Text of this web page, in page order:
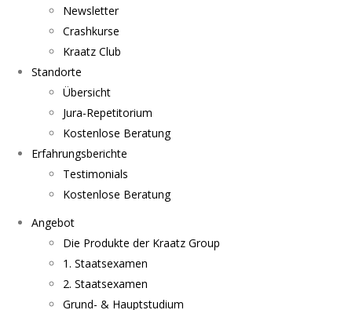
Newsletter
Crashkurse
Kraatz Club
Standorte
Übersicht
Jura-Repetitorium
Kostenlose Beratung
Erfahrungsberichte
Testimonials
Kostenlose Beratung
Angebot
Die Produkte der Kraatz Group
1. Staatsexamen
2. Staatsexamen
Grund- & Hauptstudium